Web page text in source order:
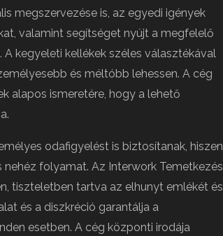
megszervezése is, az egyedi igények
valamint segítséget nyújt a megfelelő
kegyeleti kellékek széles választékával
és méltóbb lehessen. A cég
alapos ismeretére, hogy a lehető
odafigyelést is biztosítanak, hiszen
folyamat. Az Interwork Temetkezés
tiszteletben tartva az elhunyt emlékét és
és a diszkréció garantálja a
esetben. A cég központi irodája